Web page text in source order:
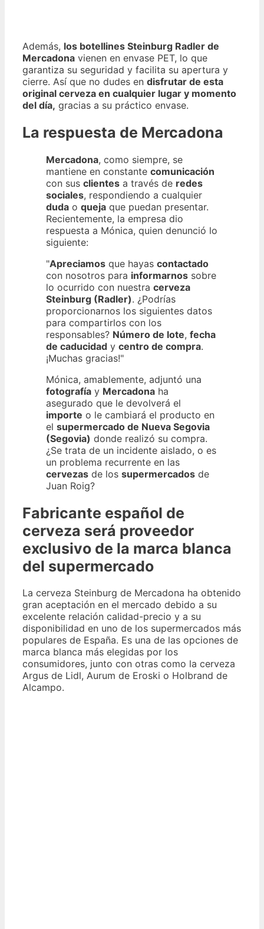
Además, los botellines Steinburg Radler de
Mercadona vienen en envase PET, lo que
garantiza su seguridad y facilita su apertura y
cierre. Así que no dudes en disfrutar de esta
original cerveza en cualquier lugar y momento
del día, gracias a su práctico envase.
La respuesta de Mercadona
Mercadona, como siempre, se
mantiene en constante comunicación
con sus clientes a través de redes
sociales, respondiendo a cualquier
duda o queja que puedan presentar.
Recientemente, la empresa dio
respuesta a Mónica, quien denunció lo
siguiente:
"Apreciamos que hayas contactado
con nosotros para informarnos sobre
lo ocurrido con nuestra cerveza
Steinburg (Radler). ¿Podrías
proporcionarnos los siguientes datos
para compartirlos con los
responsables? Número de lote, fecha
de caducidad y centro de compra.
¡Muchas gracias!"
Mónica, amablemente, adjuntó una
fotografía y Mercadona ha
asegurado que le devolverá el
importe o le cambiará el producto en
el supermercado de Nueva Segovia
(Segovia) donde realizó su compra.
¿Se trata de un incidente aislado, o es
un problema recurrente en las
cervezas de los supermercados de
Juan Roig?
Fabricante español de
cerveza será proveedor
exclusivo de la marca blanca
del supermercado
La cerveza Steinburg de Mercadona ha obtenido
gran aceptación en el mercado debido a su
excelente relación calidad-precio y a su
disponibilidad en uno de los supermercados más
populares de España. Es una de las opciones de
marca blanca más elegidas por los
consumidores, junto con otras como la cerveza
Argus de Lidl, Aurum de Eroski o Holbrand de
Alcampo.